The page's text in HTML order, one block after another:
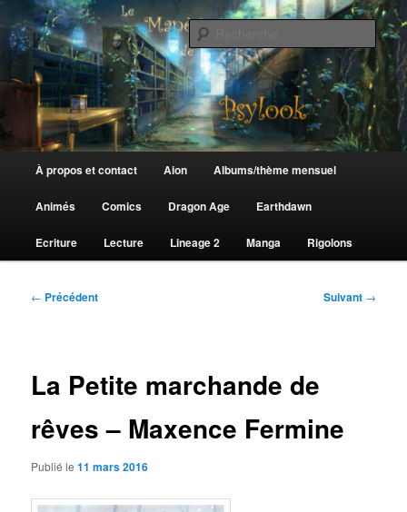
au
contenu
principalLe Manège de Psylook
principal
À propos et contact Aion Albums/thème mensuel
Animés Comics Dragon Age Earthdawn
Ecriture Lecture Lineage 2 Manga Rigolons
Navigation
← Précédent Suivant →
La Petite marchande de
rêves – Maxence Fermine
Publié le11 mars 2016